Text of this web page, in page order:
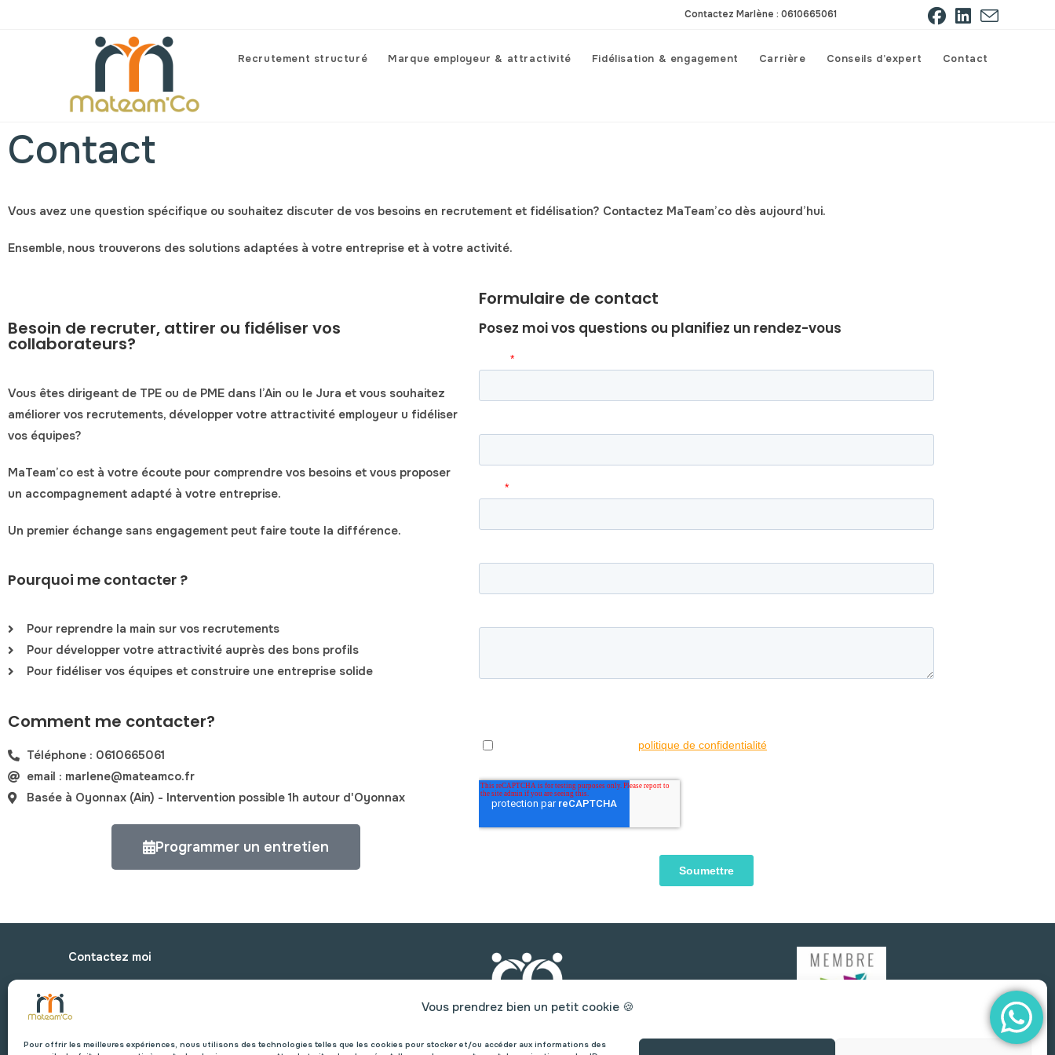
Vous prendrez bien un petit cookie 🍪
Pour offrir les meilleures expériences, nous utilisons des technologies telles que les cookies pour stocker et/ou accéder aux informations des
Contactez Marlène : 0610665061
Recrutement structuré Marque employeur & attractivité Fidélisation & engagement Carrière Conseils d’expert Contact
Contact
Vous avez une question spécifique ou souhaitez discuter de vos besoins en recrutement et fidélisation? Contactez MaTeam’co dès aujourd’hui.
Ensemble, nous trouverons des solutions adaptées à votre entreprise et à votre activité.
Besoin de recruter, attirer ou fidéliser vos
collaborateurs?
Vous êtes dirigeant de TPE ou de PME dans l’Ain ou le Jura et vous souhaitez
améliorer vos recrutements, développer votre attractivité employeur u fidéliser
vos équipes?
MaTeam’co est à votre écoute pour comprendre vos besoins et vous proposer
un accompagnement adapté à votre entreprise.
Un premier échange sans engagement peut faire toute la différence.
Pourquoi me contacter ?
Pour reprendre la main sur vos recrutements
Pour développer votre attractivité auprès des bons profils
Pour fidéliser vos équipes et construire une entreprise solide
Comment me contacter?
Téléphone : 0610665061
email : marlene@mateamco.fr
Basée à Oyonnax (Ain) - Intervention possible 1h autour d'Oyonnax
Programmer un entretien
Formulaire de contact
Posez moi vos questions ou planifiez un rendez-vous
Contactez moi